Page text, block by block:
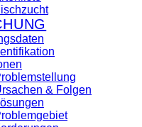
& Folgen